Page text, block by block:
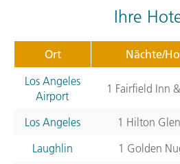
Ihre
Ort Nächte/
Los Angeles
Airport
1 Fairfield Inn
Los Angeles
1 Hilton
Laughlin
1 Golden